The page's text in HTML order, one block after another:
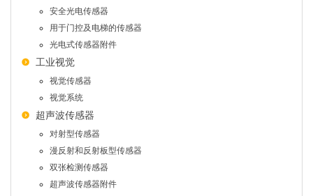
安全光电传感器
用于门控及电梯的传感器
光电式传感器附件
工业视觉
视觉传感器
视觉系统
超声波传感器
对射型传感器
漫反射和反射板型传感器
双张检测传感器
超声波传感器附件